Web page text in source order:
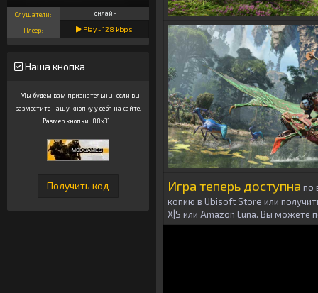
Слушатели: онлайн
Плеер: Play -128 kbps
Наша кнопка
Мы будем вам признательны, если вы
разместите нашу кнопку у себя на сайте.
Размер кнопки: 88x31
Игра теперь доступна по
копию в Ubisoft Store или
X|S или Amazon Luna. Вы можете